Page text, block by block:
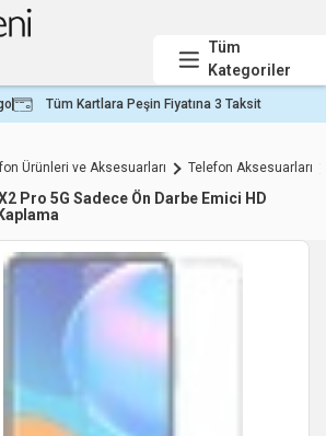
Tüm
Kategoriler
Tüm Kartlara Peşin Fiyatına 3 Taksit
Ürünleri ve Aksesuarları Telefon Aksesuarları
Pro 5G Sadece Ön Darbe Emici HD